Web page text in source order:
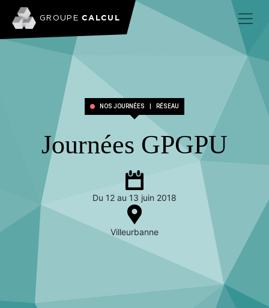
GROUPECALCUL
NOS JOURNÉES RÉSEAU
Journées GPGPU
Du 12 au 13 juin 2018
Villeurbanne